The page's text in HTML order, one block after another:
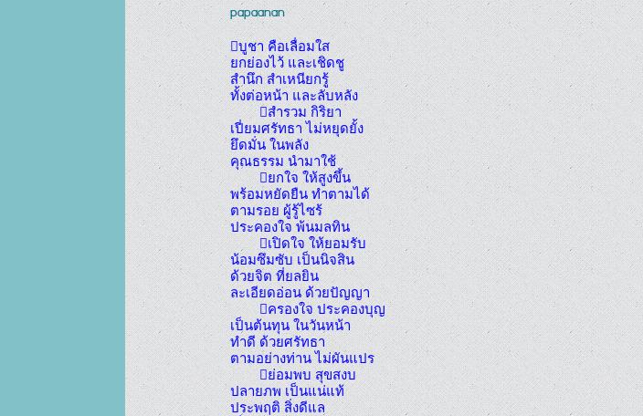
papaanan
บูชา คือเลื่อมใส
ยกย่องไว้ และเชิดชู
สำนึก สำเหนียกรู้
ทั้งต่อหน้า และลับหลัง
	สำรวม กิริยา
เปี่ยมศรัทธา ไม่หยุดยั้ง
ยึดมั่น ในพลัง
คุณธรรม นำมาใช้
	ยกใจ ให้สูงขึ้น
พร้อมหยัดยืน ทำตามได้
ตามรอย ผู้รู้ไซร้
ประคองใจ พ้นมลทิน
	เปิดใจ ให้ยอมรับ
น้อมซึมซับ เป็นนิจสิน
ด้วยจิต ที่ยลยิน
ละเอียดอ่อน ด้วยปัญญา
	ครองใจ ประคองบุญ
เป็นต้นทุน ในวันหน้า
ทำดี ด้วยศรัทธา
ตามอย่างท่าน ไม่ผันแปร
	ย่อมพบ สุขสงบ
ปลายภพ เป็นแน่แท้
ประพฤติ สิ่งดีแล